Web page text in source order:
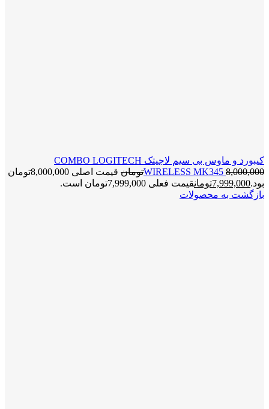
کیبورد و ماوس بی سیم لاجیتک COMBO LOGITECH
WIRELESS MK345 8,000,000 تومان
قیمت اصلی 8,000,000تومان
بود.7,999,000تومانقیمت فعلی 7,999,000تومان است.
بازگشت به محصولات